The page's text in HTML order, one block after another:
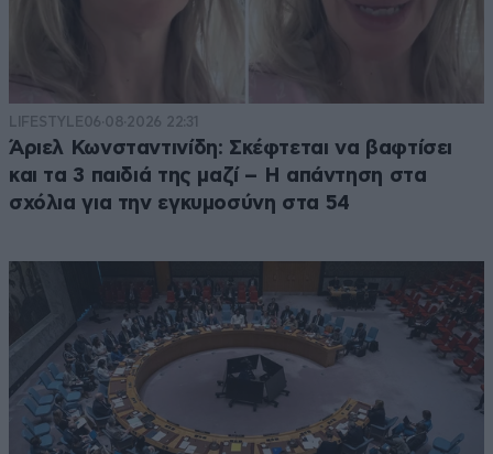
LIFESTYLE06·08·2026 22:31
Άριελ Κωνσταντινίδη: Σκέφτεται να βαφτίσει
και τα 3 παιδιά της μαζί – Η απάντηση στα
σχόλια για την εγκυμοσύνη στα 54